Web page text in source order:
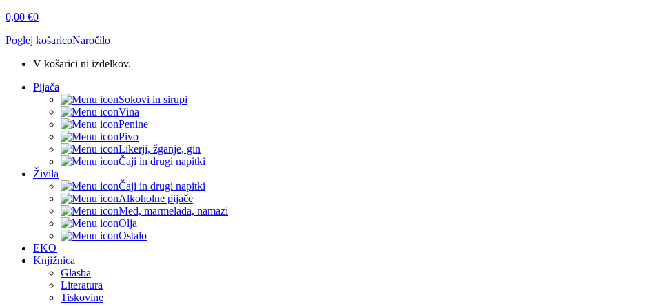
0,00 €0
Poglej košaricoNaročilo
V košarici ni izdelkov.
Pijača
Sokovi in sirupi
Vina
Penine
Pivo
Likerji, žganje, gin
Čaji in drugi napitki
Živila
Čaji in drugi napitki
Alkoholne pijače
Med, marmelada, namazi
Olja
Ostalo
EKO
Knjižnica
Glasba
Literatura
Tiskovine